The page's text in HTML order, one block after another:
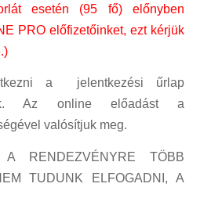
esetén (95 fő) előnyben
PRO előfizetőinket, ezt kérjük
a jelentkezési űrlap
Az online előadást a
valósítjuk meg.
RENDEZVÉNYRE TÖBB
TUDUNK ELFOGADNI, A